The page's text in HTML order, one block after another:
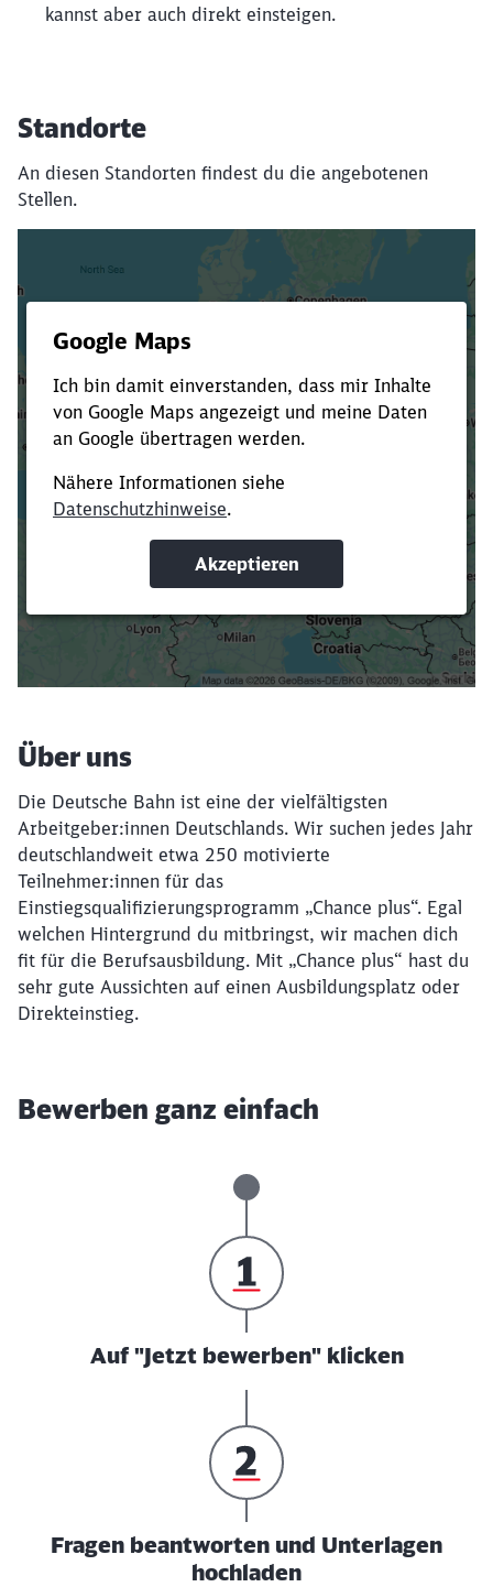
kannst aber auch direkt einsteigen.
Standorte
An diesen Standorten findest du die angebotenen
Stellen.
Verkürze die Ladezeit, indem du Suchbegriffe
oder Filter hinzufügst.
Suchbegriffe eingeben
Filter setzen
Über uns
Die Deutsche Bahn ist eine der vielfältigsten
Arbeitgeber:innen Deutschlands. Wir suchen jedes Jahr
deutschlandweit etwa 250 motivierte
Teilnehmer:innen für das
Einstiegsqualifizierungsprogramm „Chance plus“. Egal
welchen Hintergrund du mitbringst, wir machen dich
fit für die Berufsausbildung. Mit „Chance plus“ hast du
sehr gute Aussichten auf einen Ausbildungsplatz oder
Direkteinstieg.
Bewerben ganz einfach
Auf "Jetzt bewerben" klicken
Fragen beantworten und Unterlagen
hochladen